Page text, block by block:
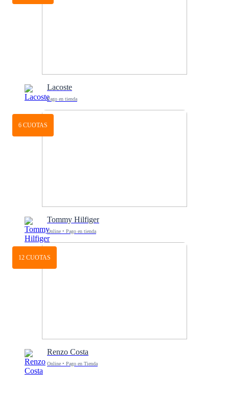
Lacoste
Pago en tienda
6 CUOTAS
Tommy Hilfiger
Online • Pago en tienda
12 CUOTAS
Renzo Costa
Online • Pago en Tienda